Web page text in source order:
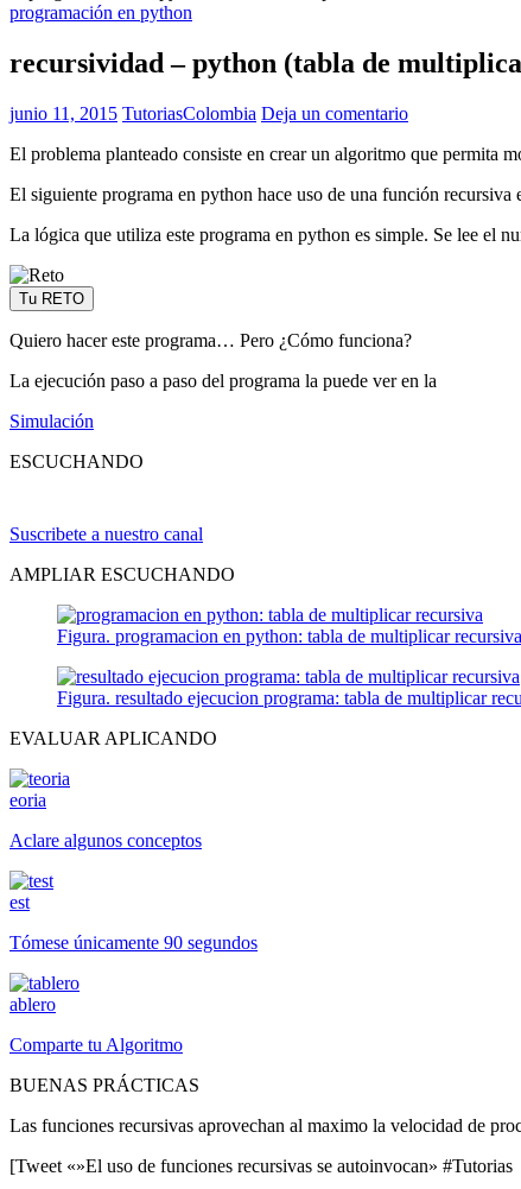
programación en python
recursividad – python (tabla de
junio 11, 2015 TutoriasColombia Deja un comentario
El problema planteado consiste en crear un algoritmo que permita
El siguiente programa en python hace uso de una función
La lógica que utiliza este programa en python es simple. Se lee el
Tu RETO
Quiero hacer este programa… Pero ¿Cómo funciona?
La ejecución paso a paso del programa la puede ver en la
Simulación
ESCUCHANDO
Suscribete a nuestro canal
AMPLIAR ESCUCHANDO
Figura. programacion en python: tabla de multiplicar recursiva
Figura. resultado ejecucion programa: tabla de multiplicar
EVALUAR APLICANDO
eoria
Aclare algunos conceptos
est
Tómese únicamente 90 segundos
ablero
Comparte tu Algoritmo
BUENAS PRÁCTICAS
Las funciones recursivas aprovechan al maximo la velocidad de
[Tweet «»El uso de funciones recursivas se autoinvocan»